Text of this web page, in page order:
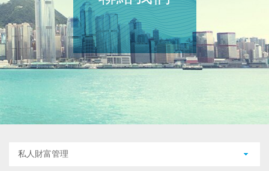
開設戶口 客戶登入
私人財富管理